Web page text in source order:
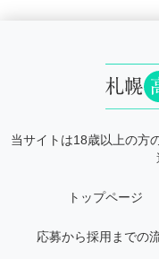
当サイトは18歳以上の方
トップページ
応募から採用までの